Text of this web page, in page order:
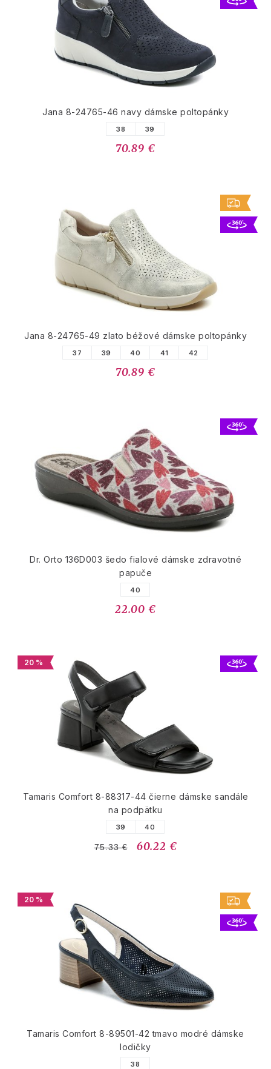
Jana 8-24765-46 navy dámske poltopánky
38 39
70.89 €
Jana 8-24765-49 zlato béžové dámske poltopánky
37 39 40 41 42
70.89 €
Dr. Orto 136D003 šedo fialové dámske zdravotné
papuče
40
22.00 €
20 %
Tamaris Comfort 8-88317-44 čierne dámske sandále
na podpätku
39 40
75.33 € 60.22 €
20 %
Tamaris Comfort 8-89501-42 tmavo modré dámske
lodičky
38